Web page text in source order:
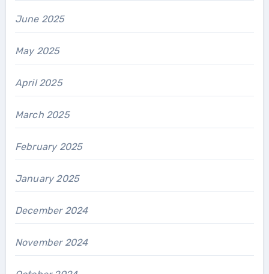
June 2025
May 2025
April 2025
March 2025
February 2025
January 2025
December 2024
November 2024